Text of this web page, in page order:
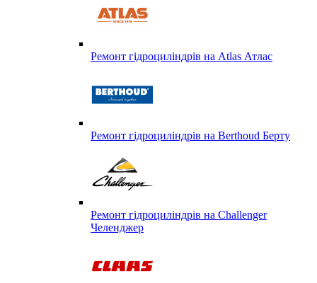
Ремонт гідроциліндрів на Atlas Атлас
Ремонт гідроциліндрів на Berthoud Берту
Ремонт гідроциліндрів на Challenger
Челенджер